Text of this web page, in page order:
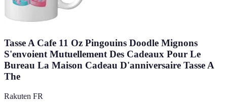
Tasse A Cafe 11 Oz Pingouins Doodle Mignons
S'envoient Mutuellement Des Cadeaux Pour Le
Bureau La Maison Cadeau D'anniversaire Tasse A
The
Rakuten FR